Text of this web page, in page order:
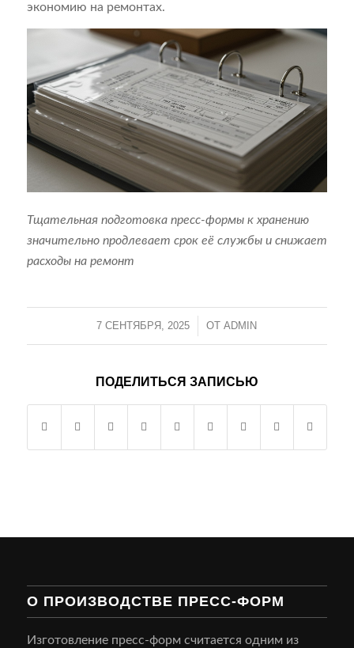
экономию на ремонтах.
Тщательная подготовка пресс-формы к хранению
значительно продлевает срок её службы и снижает
расходы на ремонт
7 СЕНТЯБРЯ, 2025
/ ОТADMIN
ПОДЕЛИТЬСЯ ЗАПИСЬЮ
О ПРОИЗВОДСТВЕ ПРЕСС-ФОРМ
Изготовление пресс-форм считается одним из